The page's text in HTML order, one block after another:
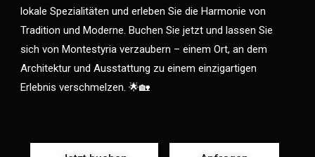
lokale Spezialitäten und erleben Sie die Harmonie von
Tradition und Moderne. Buchen Sie jetzt und lassen Sie
sich von Montestyria verzaubern – einem Ort, an dem
Architektur und Ausstattung zu einem einzigartigen
Erlebnis verschmelzen. 🌟🏡